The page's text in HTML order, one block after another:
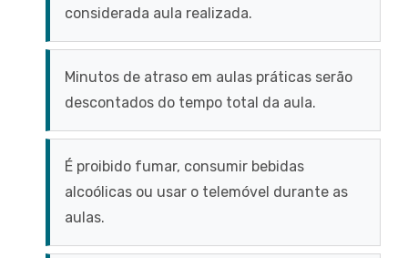
considerada aula realizada.
Minutos de atraso em aulas práticas serão
descontados do tempo total da aula.
É proibido fumar, consumir bebidas
alcoólicas ou usar o telemóvel durante as
aulas.